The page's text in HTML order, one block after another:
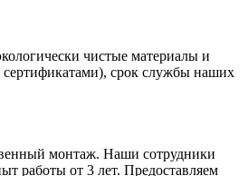
чистые материалы и
срок службы наших
монтаж. Наши сотрудники
работы от 3 лет. Предоставляем